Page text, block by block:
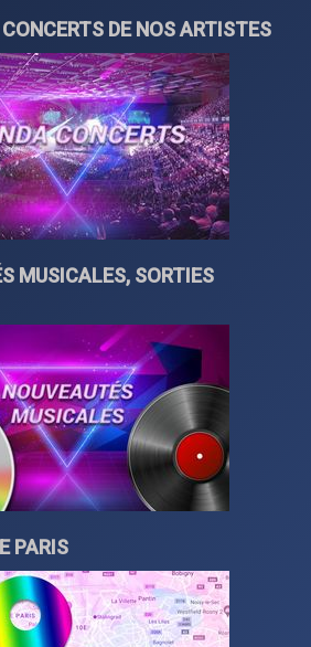
DE NOS ARTISTES
MUSICALES, SORTIES
PARIS